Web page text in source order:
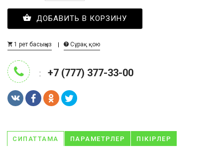
ДОБАВИТЬ В КОРЗИНУ
1 рет басыңыз Сұрақ қою
: +7 (777) 377-33-00
СИПАТТАМА ПАРАМЕТРЛЕР ПІКІРЛЕР